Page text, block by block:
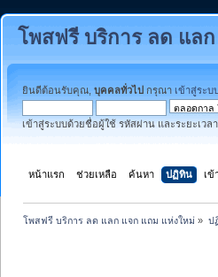
โพสฟรี บริการ ลด แล
ยินดีต้อนรับคุณ, บุคคลทั่วไป กรุณา เข้าสู่ระบ
เข้าสู่ระบบด้วยชื่อผู้ใช้ รหัสผ่าน และระยะเวล
หน้าแรก ช่วยเหลือ ค้นหา ปฏิทิน เข้
โพสฟรี บริการ ลด แลก แจก แถม แห่งใหม่ » ป